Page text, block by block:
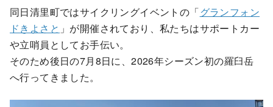
同日清里町ではサイクリングイベントの「グランフォン
ドきよさと 」が開催されており、私たちはサポートカー
や立哨員としてお手伝い。
そのため後日の7月8日に、2026年シーズン初の羅臼岳
へ行ってきました。